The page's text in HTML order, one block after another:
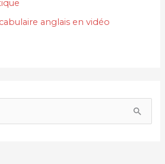
anglais en vidéo